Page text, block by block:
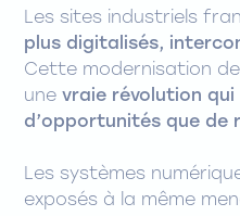
Les sites industriels
plus digitalisés,
Cette modernisation
unevraie révolution
d’opportunités que de
Les systèmes
exposés à la même